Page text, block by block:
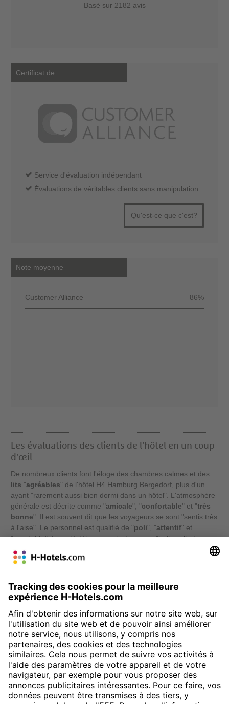
Basé sur 2182 avis
Certificat de
Service d'évaluation indépendant
Évaluations de véritables clients sans manipulation
Qu'est-ce que c'est?
Note moyenne
Customer Alliance 86%
Les évaluations des clients de l'hôtel en un coup
d'œil
De nombreux clients font l'éloge des chambres calmes et des
lits "agréables" de l'hôtel H4 Hamburg Bergedorf, plus d'un
ayant "rarement aussi bien dormi dans un hôtel". L'atmosphère
générale est décrite comme "amicale", "confortable" et "très
bonne". Il est souvent dit que les voyageurs se sont "sentis très
à l'aise". Le personnel est qualifié de "poli", "attentif" et
"serviable". Le petit déjeuner, pris dans une "belle salle à
manger" et qui, selon l'un des clients, "n'a pas son pareil", est
également apprécié. La "
beaucoup.
» Réserver maintenant